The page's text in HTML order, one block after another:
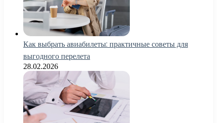
Как выбрать авиабилеты: практичные советы для
выгодного перелета
28.02.2026